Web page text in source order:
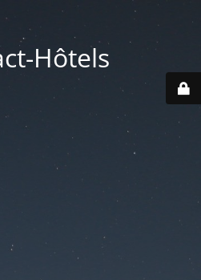
Hôtels